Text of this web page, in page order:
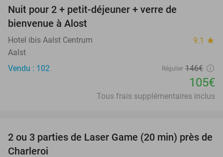
Nuit pour 2 + petit-déjeuner + verre de
bienvenue à Alost
Hotel ibis Aalst Centrum 9.1 star
Aalst
Vendu : 102
Régulier 146€
105€
Tous frais supplémentaires inclus
26%
2 ou 3 parties de Laser Game (20 min) près de
Charleroi